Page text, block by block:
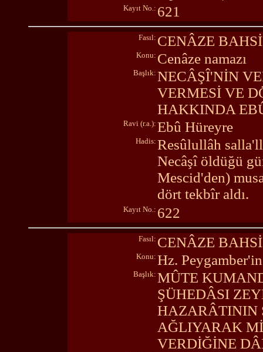
Kayıt No.: 621
Fasıl: CENÂZE BAHSİ
Konu: Cenâze namazı
Başlık: NECÂŞÎ'NİN
VERMESİ VE
HAKKINDA
Ravi (r.a.): Ebû Hüreyre
Hadis: Resûlullâh
Necâşî öldüğü
Mescid'den)
dört tekbîr aldı.
Kayıt No.: 622
Fasıl: CENÂZE BAHSİ
Konu: Hz.
Başlık: MÛTE
ŞÜHEDÂSI
HAZARÂTININ
AĞLIYARAK
VERDİĞİNE